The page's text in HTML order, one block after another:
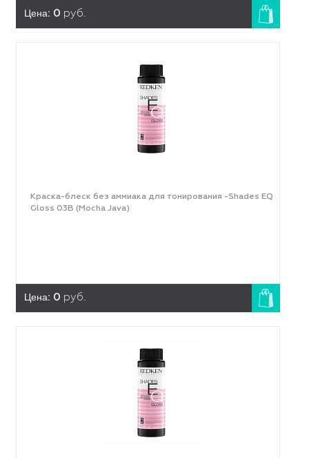
Цена: 0 руб.
Краска-блеск без аммиака для тонирования -Shades EQ
Gloss 03B (Mocha Java)
Цена: 0 руб.